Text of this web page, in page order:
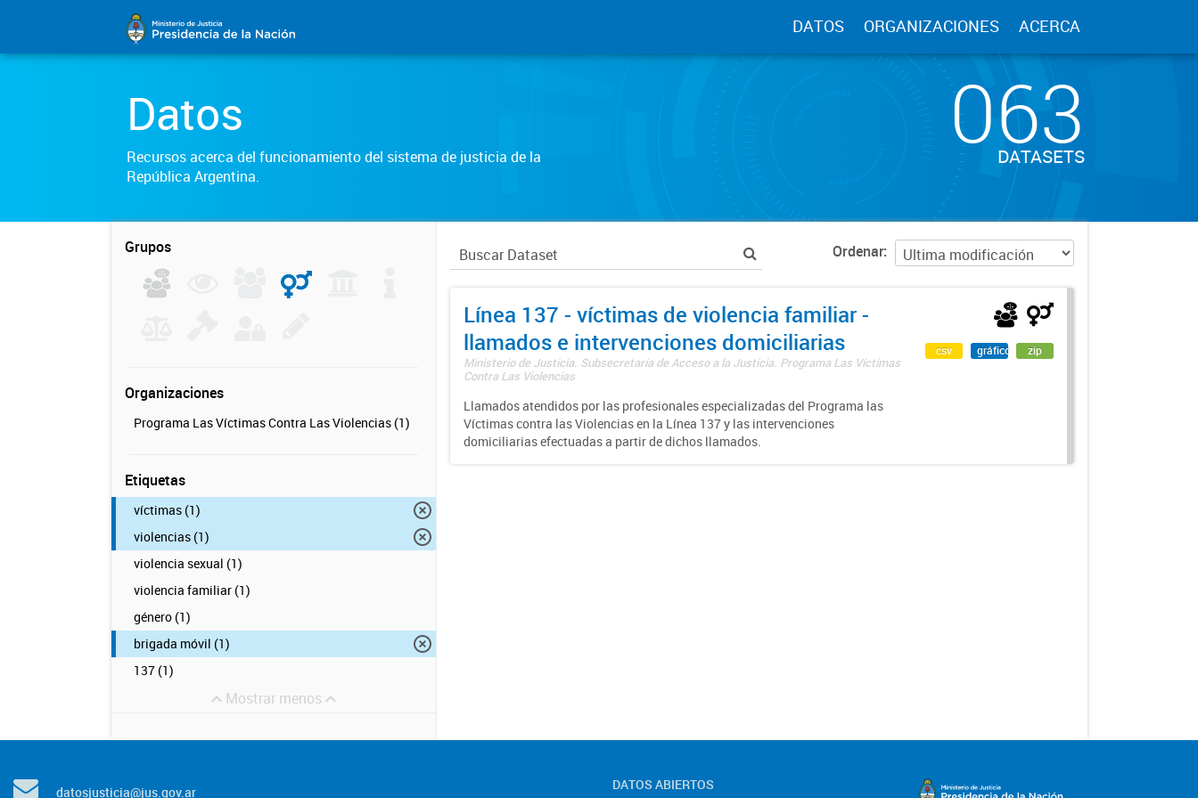
DATOS ORGANIZACIONES ACERCA
Datos
Recursos acerca del funcionamiento del sistema de justicia de la
República Argentina.
063
DATASETS
Grupos
Organizaciones
Programa Las Víctimas Contra Las Violencias (1)
Etiquetas
víctimas (1)
violencias (1)
violencia sexual (1)
violencia familiar (1)
género (1)
brigada móvil (1)
137 (1)
Mostrar menos
Ordenar
Línea 137 - víctimas de violencia familiar -
llamados e intervenciones domiciliarias
Ministerio de Justicia. Subsecretaría de Acceso a la Justicia. Programa Las Víctimas
Contra Las Violencias
Llamados atendidos por las profesionales especializadas del Programa las
Víctimas contra las Violencias en la Línea 137 y las intervenciones
domiciliarias efectuadas a partir de dichos llamados.
csv gráfico zip
datosjusticia@jus.gov.ar DATOS ABIERTOS